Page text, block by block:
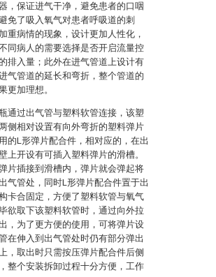
，保证进气干净，避免患者的口咽
免了吸入氧气对患者呼吸道的刺
重病情的现象，设计更加人性化，
同病人的需要选择是否开启流量控
排入量；此外在进气管道上设计有
气管道的延长和弯折，整个管道的
更加理想。
通过出气管与塑料软管连接，该塑
侧相对设置有向外弯折的塑料弹片
的L形弹片配合件，相对应的，在出
上开设有可插入塑料弹片的滑槽。
片插接到滑槽内，弹片就会弹起将
气管处，同时L形弹片配合件置于出
卡合固定，方便了塑料软管与氧气
欲取下该塑料软管时，通过向外拉
，为了更方便的使用，可将弹片设
在伸入到出气管处时仍有部分弹出
，取出时只需按压弹片配合件后侧
整个安装拆卸过程十分方便，工作